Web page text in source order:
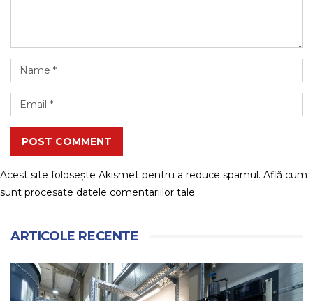
POST COMMENT
Acest site folosește Akismet pentru a reduce spamul. Află cum
sunt procesate datele comentariilor tale.
ARTICOLE RECENTE